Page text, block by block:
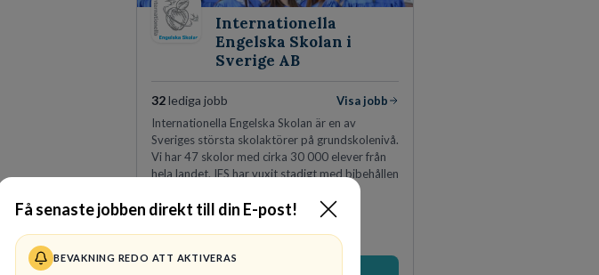
Få senaste jobben direkt till din E-post!
BEVAKNING REDO ATT AKTIVERAS
Internationella
Engelska Skolan i
Sverige AB
32 lediga jobb
Visa jobb
Internationella Engelska Skolan är en av
Sveriges största skolaktörer på grundskolenivå.
Vi har 47 skolor med cirka 30 000 elever från
hela landet. IES har vuxit stadigt med bibehållen